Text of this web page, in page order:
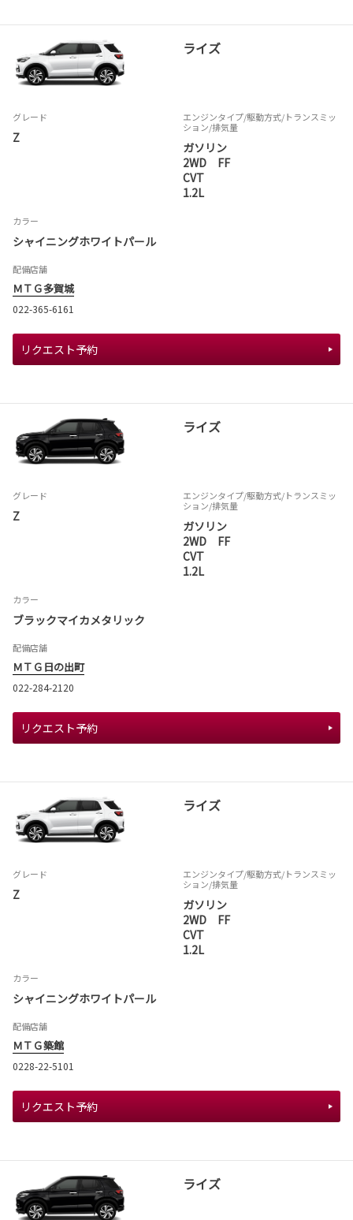
ライズ
グレード
Z
エンジンタイプ/駆動方式/トランスミッ
ション/排気量
ガソリン
2WD FF
CVT
1.2L
カラー
シャイニングホワイトパール
配備店舗
ＭＴＧ多賀城
022-365-6161
リクエスト予約
ライズ
グレード
Z
エンジンタイプ/駆動方式/トランスミッ
ション/排気量
ガソリン
2WD FF
CVT
1.2L
カラー
ブラックマイカメタリック
配備店舗
ＭＴＧ日の出町
022-284-2120
リクエスト予約
ライズ
グレード
Z
エンジンタイプ/駆動方式/トランスミッ
ション/排気量
ガソリン
2WD FF
CVT
1.2L
カラー
シャイニングホワイトパール
配備店舗
ＭＴＧ築館
0228-22-5101
リクエスト予約
ライズ